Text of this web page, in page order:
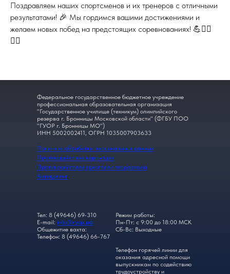
Поздравляем наших спортсменов и их тренеров с отличными
результатами! 🎉 Мы гордимся вашими достижениями и
желаем новых побед на предстоящих соревнованиях! 💪🚣‍♂️
🚣‍♀️
Федеральное государственное бюджетное учреждение
профессиональная образовательная организация
"Государственное училище (техникум) олимпийского
резерва г. Бронницы Московской области" (ФГБУ ПОО
"ГУОР г. Бронницы МО")
ИНН 5002002411, ОГРН 1035007903633
Режим работы:
Пн-Пт: с 9:00 до 18:00 МСК
Сб-Вс: Выходные
Телефон горячей линии для
оказания адресной помощи
выпускникам по содействию
трудоустройству и
Тел: 8 (49646) 69-310
E-mail: info@гуор.рф
Общежитие вахта:
Телефон: 8 (49646) 66-767
Политика обработки персональных данных
Противодействие коррупции
Противодействие идеологии терроризма
Антидопинг